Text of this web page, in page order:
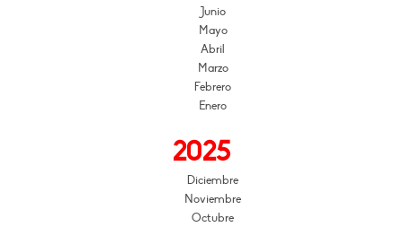
Junio
Mayo
Abril
Marzo
Febrero
Enero
2025
Diciembre
Noviembre
Octubre